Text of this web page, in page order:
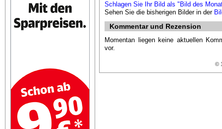
Schlagen Sie Ihr Bild als "Bild des
Sehen Sie die bisherigen Bilder in der
Kommentar und Rezension
Momentan liegen keine aktuellen
vor.
©